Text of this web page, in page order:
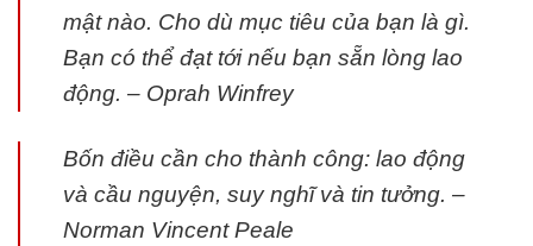
mật nào. Cho dù mục tiêu của bạn là gì.
Bạn có thể đạt tới nếu bạn sẵn lòng lao
động. – Oprah Winfrey
Bốn điều cần cho thành công: lao động
và cầu nguyện, suy nghĩ và tin tưởng. –
Norman Vincent Peale